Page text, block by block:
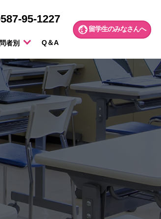
95-1227
者別 Q＆A
留学生のみなさんへ